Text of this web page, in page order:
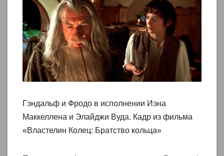
Гэндальф и Фродо в исполнении Иэна
Маккеллена и Элайджи Вуда. Кадр из фильма
«Властелин Колец: Братство кольца»